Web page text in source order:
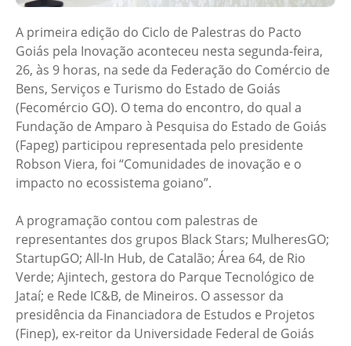
A primeira edição do Ciclo de Palestras do Pacto
Goiás pela Inovação aconteceu nesta segunda-feira,
26, às 9 horas, na sede da Federação do Comércio de
Bens, Serviços e Turismo do Estado de Goiás
(Fecomércio GO). O tema do encontro, do qual a
Fundação de Amparo à Pesquisa do Estado de Goiás
(Fapeg) participou representada pelo presidente
Robson Viera, foi “Comunidades de inovação e o
impacto no ecossistema goiano”.
A programação contou com palestras de
representantes dos grupos Black Stars; MulheresGO;
StartupGO; All-In Hub, de Catalão; Área 64, de Rio
Verde; Ajintech, gestora do Parque Tecnológico de
Jataí; e Rede IC&B, de Mineiros. O assessor da
presidência da Financiadora de Estudos e Projetos
(Finep), ex-reitor da Universidade Federal de Goiás